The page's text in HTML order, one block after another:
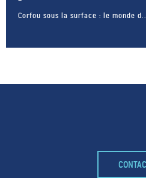
Corfou sous la surface : le monde
–